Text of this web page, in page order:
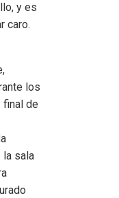
y es
caro.
los
final de
la sala